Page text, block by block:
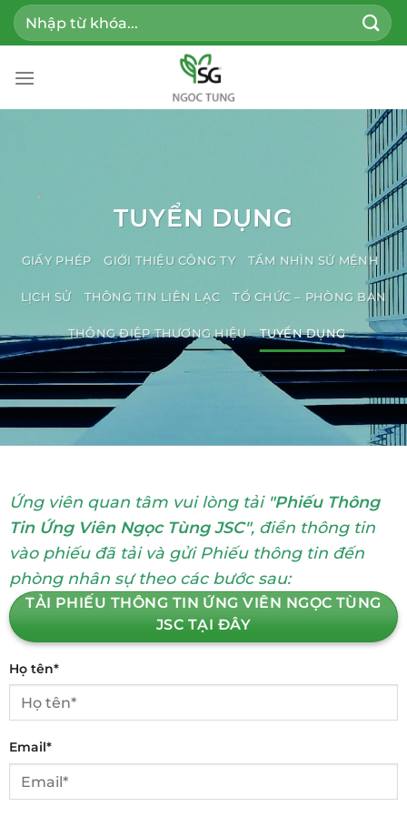
Bỏ
qua
dung
Tìm
kiếm:
TUYỂN DỤNG
GIẤY PHÉP GIỚI THIỆU CÔNG TY TẦM NHÌN SỨ MỆNH
LỊCH SỬ THÔNG TIN LIÊN LẠC TỔ CHỨC – PHÒNG BAN
THÔNG ĐIỆP THƯƠNG HIỆU TUYỂN DỤNG
Ứng viên quan tâm vui lòng tải "Phiếu Thông
Tin Ứng Viên Ngọc Tùng JSC", điền thông tin
vào phiếu đã tải và gửi Phiếu thông tin đến
phòng nhân sự theo các bước sau:
TẢI PHIẾU THÔNG TIN ỨNG VIÊN NGỌC TÙNG
JSC TẠI ĐÂY
Họ tên*
Email*